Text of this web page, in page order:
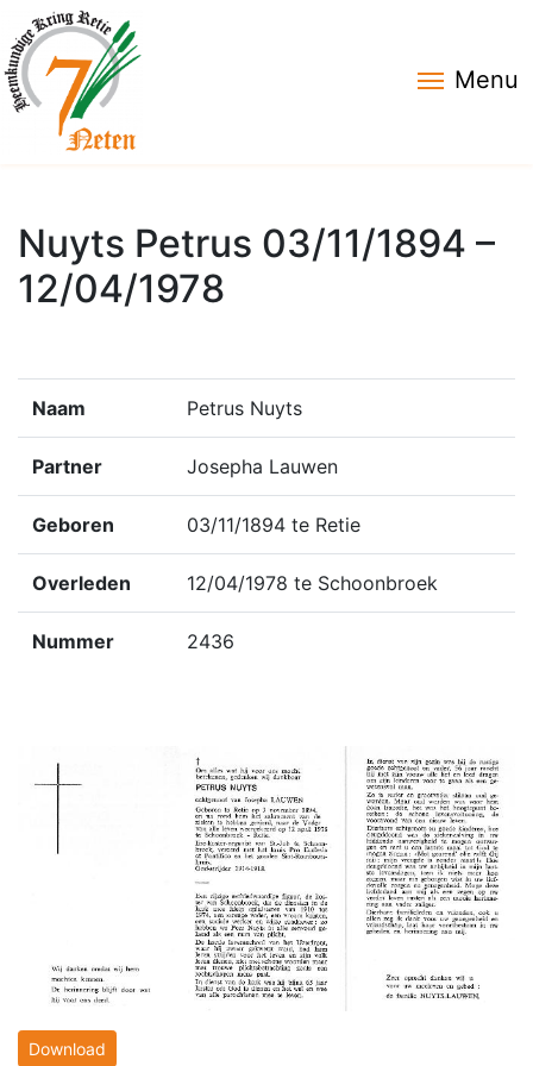
Menu
Nuyts Petrus 03/11/1894 –
12/04/1978
Naam Petrus Nuyts
Partner Josepha Lauwen
Geboren 03/11/1894 te Retie
Overleden 12/04/1978 te Schoonbroek
Nummer 2436
Download